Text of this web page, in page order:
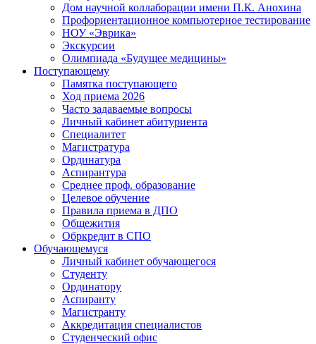
Дом научной коллаборации имени П.К. Анохина
Профориентационное компьютерное тестирование
НОУ «Эврика»
Экскурсии
Олимпиада «Будущее медицины»
Поступающему
Памятка поступающего
Ход приема 2026
Часто задаваемые вопросы
Личный кабинет абитуриента
Специалитет
Магистратура
Ординатура
Аспирантура
Среднее проф. образование
Целевое обучение
Правила приема в ДПО
Общежития
Обркредит в СПО
Обучающемуся
Личный кабинет обучающегося
Студенту
Ординатору
Аспиранту
Магистранту
Аккредитация специалистов
Студенческий офис